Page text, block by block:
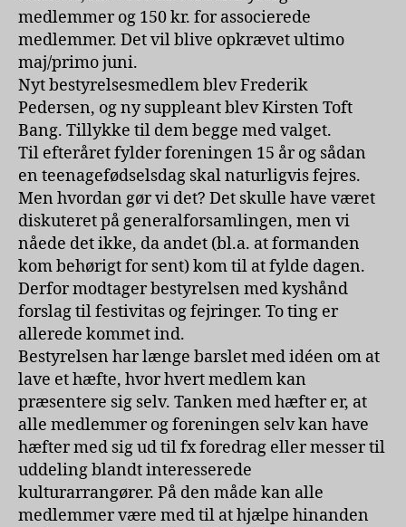
medlemmer og 150 kr. for associerede
medlemmer. Det vil blive opkrævet ultimo
maj/primo juni.
Nyt bestyrelsesmedlem blev Frederik
Pedersen, og ny suppleant blev Kirsten Toft
Bang. Tillykke til dem begge med valget.
Til efteråret fylder foreningen 15 år og sådan
en teenagefødselsdag skal naturligvis fejres.
Men hvordan gør vi det? Det skulle have været
diskuteret på generalforsamlingen, men vi
nåede det ikke, da andet (bl.a. at formanden
kom behørigt for sent) kom til at fylde dagen.
Derfor modtager bestyrelsen med kyshånd
forslag til festivitas og fejringer. To ting er
allerede kommet ind.
Bestyrelsen har længe barslet med idéen om at
lave et hæfte, hvor hvert medlem kan
præsentere sig selv. Tanken med hæfter er, at
alle medlemmer og foreningen selv kan have
hæfter med sig ud til fx foredrag eller messer til
uddeling blandt interesserede
kulturarrangører. På den måde kan alle
medlemmer være med til at hjælpe hinanden